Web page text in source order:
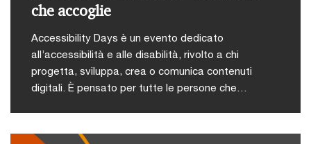
che accoglie
Accessibility Days è un evento dedicato
all’accessibilità e alle disabilità, rivolto a chi
progetta, sviluppa, crea o comunica contenuti
digitali. È pensato per tutte le persone che
del Global Accessibility Awareness Day (GAAD), la